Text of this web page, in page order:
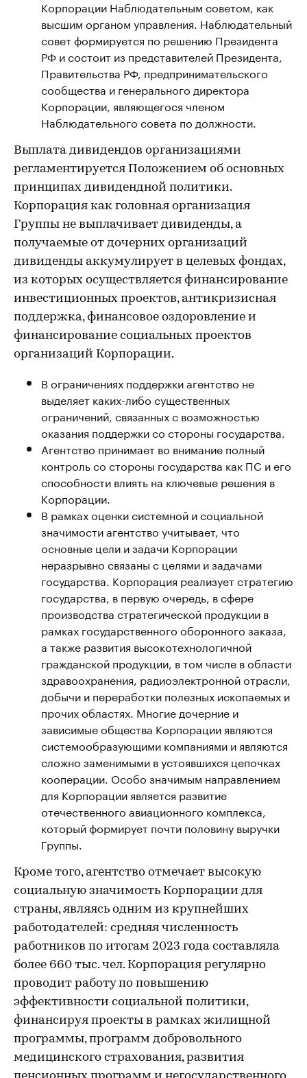
Корпорации Наблюдательным советом, как
высшим органом управления. Наблюдательный
совет формируется по решению Президента
РФ и состоит из представителей Президента,
Правительства РФ, предпринимательского
сообщества и генерального директора
Корпорации, являющегося членом
Наблюдательного совета по должности.
Выплата дивидендов организациями
регламентируется Положением об основных
принципах дивидендной политики.
Корпорация как головная организация
Группы не выплачивает дивиденды, а
получаемые от дочерних организаций
дивиденды аккумулирует в целевых фондах,
из которых осуществляется финансирование
инвестиционных проектов, антикризисная
поддержка, финансовое оздоровление и
финансирование социальных проектов
организаций Корпорации.
В ограничениях поддержки агентство не
выделяет каких-либо существенных
ограничений, связанных с возможностью
оказания поддержки со стороны государства.
Агентство принимает во внимание полный
контроль со стороны государства как ПС и его
способности влиять на ключевые решения в
Корпорации.
В рамках оценки системной и социальной
значимости агентство учитывает, что
основные цели и задачи Корпорации
неразрывно связаны с целями и задачами
государства. Корпорация реализует стратегию
государства, в первую очередь, в сфере
производства стратегической продукции в
рамках государственного оборонного заказа,
а также развития высокотехнологичной
гражданской продукции, в том числе в области
здравоохранения, радиоэлектронной отрасли,
добычи и переработки полезных ископаемых и
прочих областях. Многие дочерние и
зависимые общества Корпорации являются
системообразующими компаниями и являются
сложно заменимыми в устоявшихся цепочках
кооперации. Особо значимым направлением
для Корпорации является развитие
отечественного авиационного комплекса,
который формирует почти половину выручки
Группы.
Кроме того, агентство отмечает высокую
социальную значимость Корпорации для
страны, являясь одним из крупнейших
работодателей: средняя численность
работников по итогам 2023 года составляла
более 660 тыс. чел. Корпорация регулярно
проводит работу по повышению
эффективности социальной политики,
финансируя проекты в рамках жилищной
программы, программ добровольного
медицинского страхования, развития